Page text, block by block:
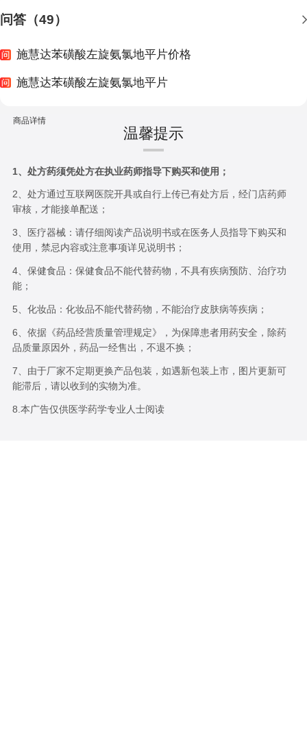
问答（49）
施慧达苯磺酸左旋氨氯地平片价格
施慧达苯磺酸左旋氨氯地平片
商品详情
温馨提示
1、处方药须凭处方在执业药师指导下购买和使用；
2、处方通过互联网医院开具或自行上传已有处方后，经门店药师
审核，才能接单配送；
3、医疗器械：请仔细阅读产品说明书或在医务人员指导下购买和
使用，禁忌内容或注意事项详见说明书；
4、保健食品：保健食品不能代替药物，不具有疾病预防、治疗功
能；
5、化妆品：化妆品不能代替药物，不能治疗皮肤病等疾病；
6、依据《药品经营质量管理规定》，为保障患者用药安全，除药
品质量原因外，药品一经售出，不退不换；
7、由于厂家不定期更换产品包装，如遇新包装上市，图片更新可
能滞后，请以收到的实物为准。
8.本广告仅供医学药学专业人士阅读